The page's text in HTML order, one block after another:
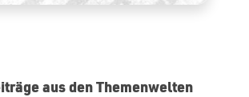
aus den Themenwelten